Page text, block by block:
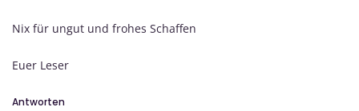
Nix für ungut und frohes Schaffen
Euer Leser
Antworten